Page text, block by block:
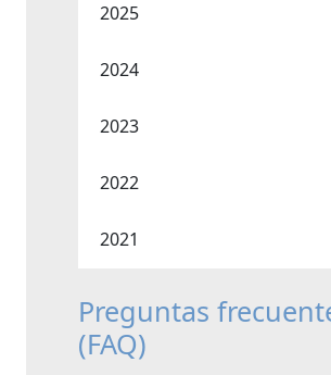
2025
2024
2023
2022
2021
Preguntas
(FAQ)